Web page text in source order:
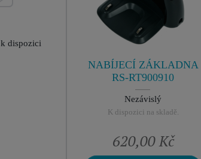
dispozici
NABÍJECÍ ZÁKLADNA
RS-RT900910
Nezávislý
K dispozici na skladě.
620,00 Kč